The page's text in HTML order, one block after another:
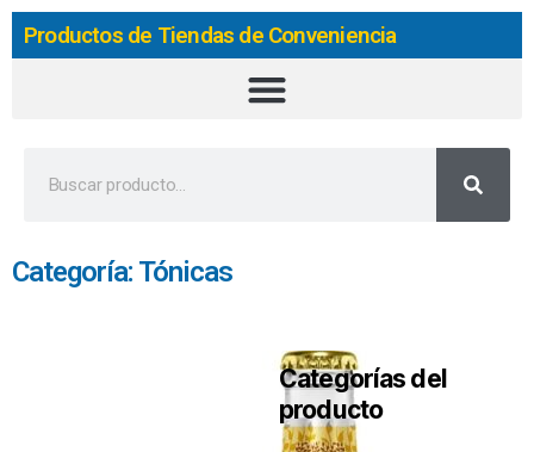
Productos de Tiendas de Conveniencia
Categoría: Tónicas
Categorías del
producto